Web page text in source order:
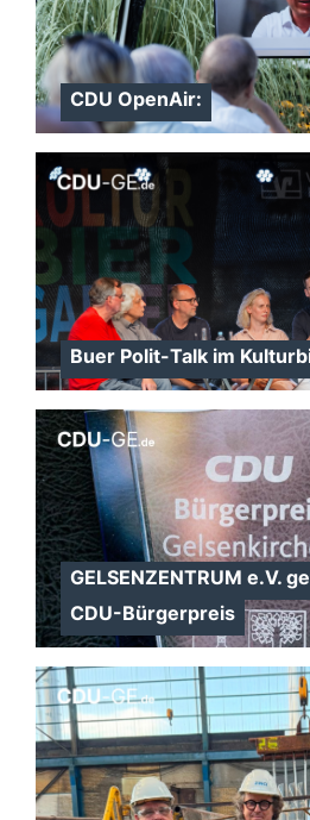
CDU OpenAir:
Buer Polit-Talk im
GELSENZENTRUM e.V.
CDU-Bürgerpreis